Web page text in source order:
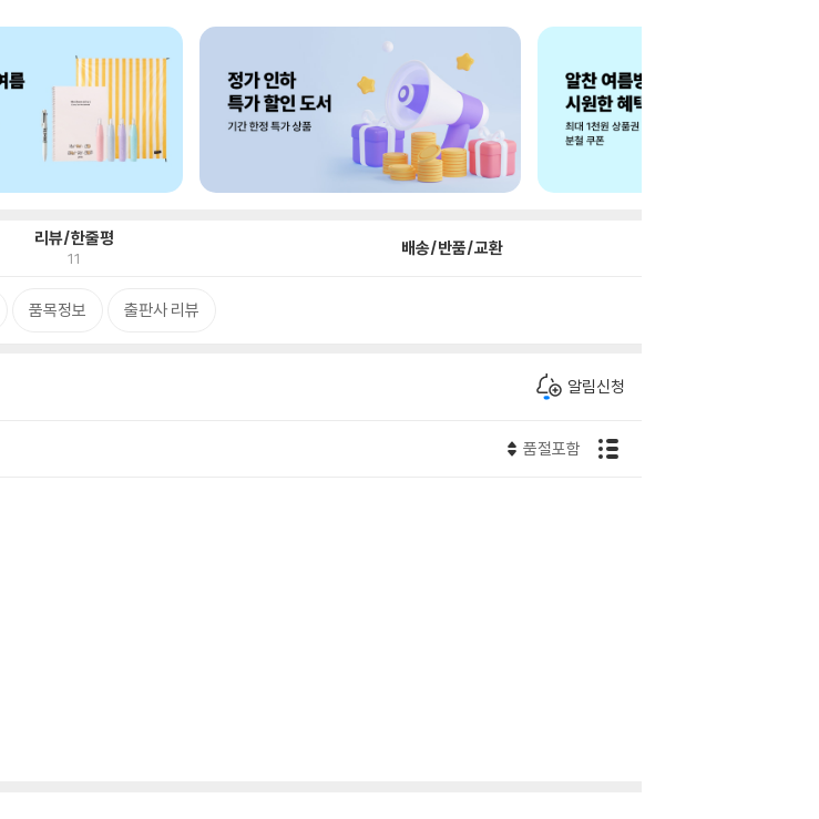
리뷰/한줄평
11 배송/반품/교환
품목정보 출판사 리뷰
알림신청
품절포함